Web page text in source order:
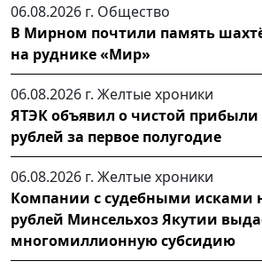
06.08.2026 г. Общество
В Мирном почтили память
на руднике «Мир»
06.08.2026 г. Желтые хроники
ЯТЭК объявил о чистой прибыли
рублей за первое полугодие
06.08.2026 г. Желтые хроники
Компании с судебными исками
рублей Минсельхоз Якутии
многомиллионную субсидию